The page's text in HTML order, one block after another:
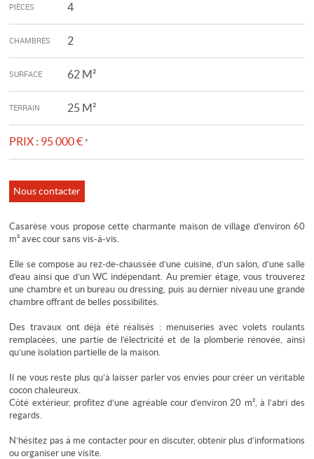
PIÈCES 4
CHAMBRES 2
SURFACE 62 M²
TERRAIN 25 M²
PRIX : 95 000 €*
Nous contacter
Casarèse vous propose cette charmante maison de village d’environ 60
m² avec cour sans vis-à-vis.
Elle se compose au rez-de-chaussée d’une cuisine, d’un salon, d’une salle
d’eau ainsi que d’un WC indépendant. Au premier étage, vous trouverez
une chambre et un bureau ou dressing, puis au dernier niveau une grande
chambre offrant de belles possibilités.
Des travaux ont déjà été réalisés : menuiseries avec volets roulants
remplacées, une partie de l’électricité et de la plomberie rénovée, ainsi
qu’une isolation partielle de la maison.
Il ne vous reste plus qu’à laisser parler vos envies pour créer un véritable
cocon chaleureux.
Côté extérieur, profitez d’une agréable cour d’environ 20 m², à l’abri des
regards.
N’hésitez pas à me contacter pour en discuter, obtenir plus d’informations
ou organiser une visite.